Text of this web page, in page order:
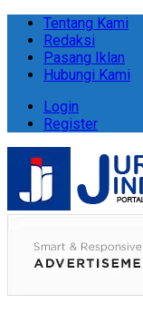
Tentang Kami
Redaksi
Pasang Iklan
Hubungi Kami
Login
Register